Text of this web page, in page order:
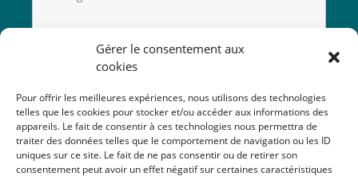
Gérer le consentement aux
cookies
Pour offrir les meilleures expériences, nous utilisons des technologies
telles que les cookies pour stocker et/ou accéder aux informations des
appareils. Le fait de consentir à ces technologies nous permettra de
traiter des données telles que le comportement de navigation ou les ID
uniques sur ce site. Le fait de ne pas consentir ou de retirer son
consentement peut avoir un effet négatif sur certaines caractéristiques